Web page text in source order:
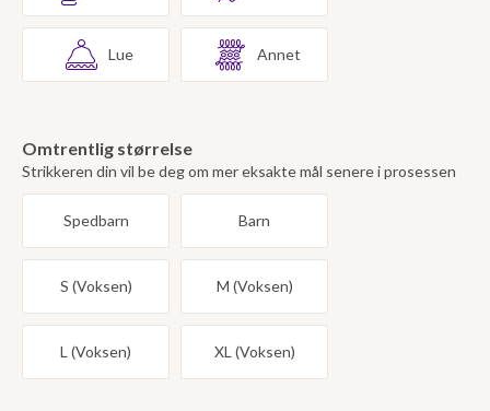
Lue Annet
Omtrentlig størrelse
Strikkeren din vil be deg om mer eksakte mål senere i prosessen
Spedbarn Barn
S (Voksen) M (Voksen)
L (Voksen) XL (Voksen)